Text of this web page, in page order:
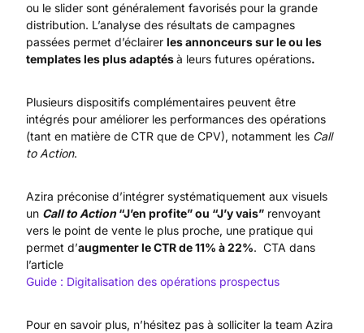
ou le slider sont généralement favorisés pour la grande
distribution. L’analyse des résultats de campagnes
passées permet d’éclairer les annonceurs sur le ou les
templates les plus adaptésà leurs futures opérations.
Plusieurs dispositifs complémentaires peuvent être
intégrés pour améliorer les performances des opérations
(tant en matière de CTR que de CPV), notamment les Call
to Action.
Azira préconise d’intégrer systématiquement aux visuels
un Call to Action“J’en profite” ou “J’y vais” renvoyant
vers le point de vente le plus proche, une pratique qui
permet d’augmenter le CTR de 11% à 22%. CTA dans
l’article
Guide : Digitalisation des opérations prospectus
Pour en savoir plus, n’hésitez pas à solliciter la team Azira